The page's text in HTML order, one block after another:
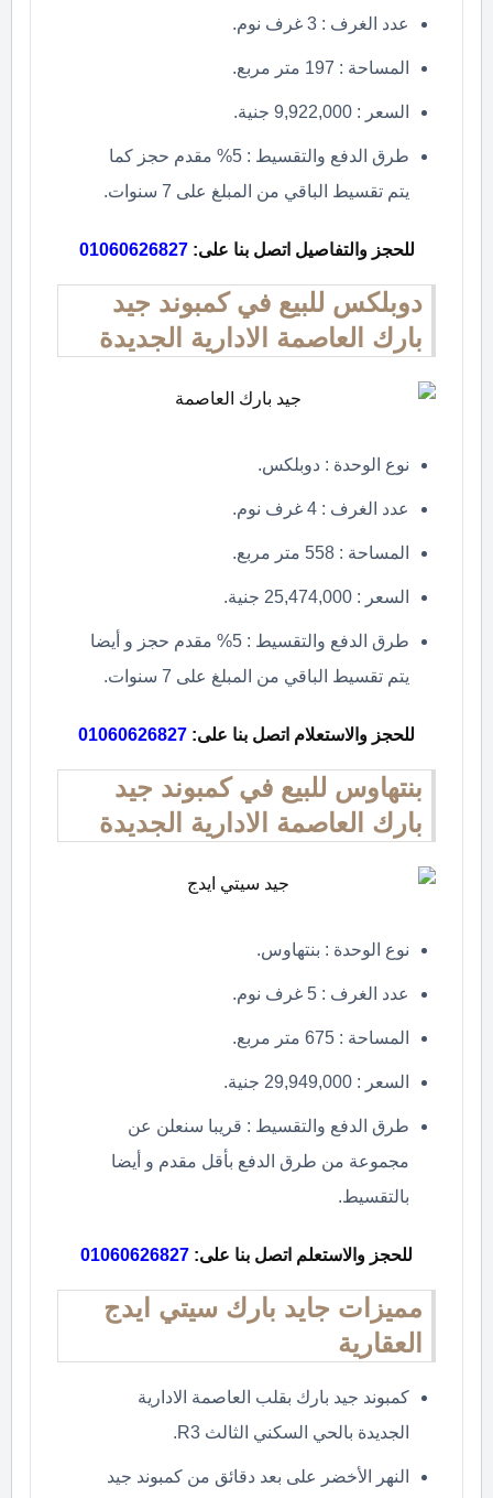
عدد الغرف : 3 غرف نوم.
المساحة : 197 متر مربع.
السعر : 9,922,000 جنية.
طرق الدفع والتقسيط : 5% مقدم حجز كما
يتم تقسيط الباقي من المبلغ على 7 سنوات.
للحجز والتفاصيل اتصل بنا على:01060626827
دوبلكس للبيع في كمبوند جيد
بارك العاصمة الادارية الجديدة
نوع الوحدة : دوبلكس.
عدد الغرف : 4 غرف نوم.
المساحة : 558 متر مربع.
السعر : 25,474,000 جنية.
طرق الدفع والتقسيط : 5% مقدم حجز و أيضا
يتم تقسيط الباقي من المبلغ على 7 سنوات.
للحجز والاستعلام اتصل بنا على: 01060626827
بنتهاوس للبيع في كمبوند جيد
بارك العاصمة الادارية الجديدة
نوع الوحدة : بنتهاوس.
عدد الغرف : 5 غرف نوم.
المساحة : 675 متر مربع.
السعر : 29,949,000 جنية.
طرق الدفع والتقسيط : قريبا سنعلن عن
مجموعة من طرق الدفع بأقل مقدم و أيضا
بالتقسيط.
للحجز والاستعلم اتصل بنا على: 01060626827
مميزات جايد بارك سيتي ايدج
العقارية
كمبوند جيد بارك بقلب العاصمة الادارية
الجديدة بالحي السكني الثالث R3.
النهر الأخضر على بعد دقائق من كمبوند جيد